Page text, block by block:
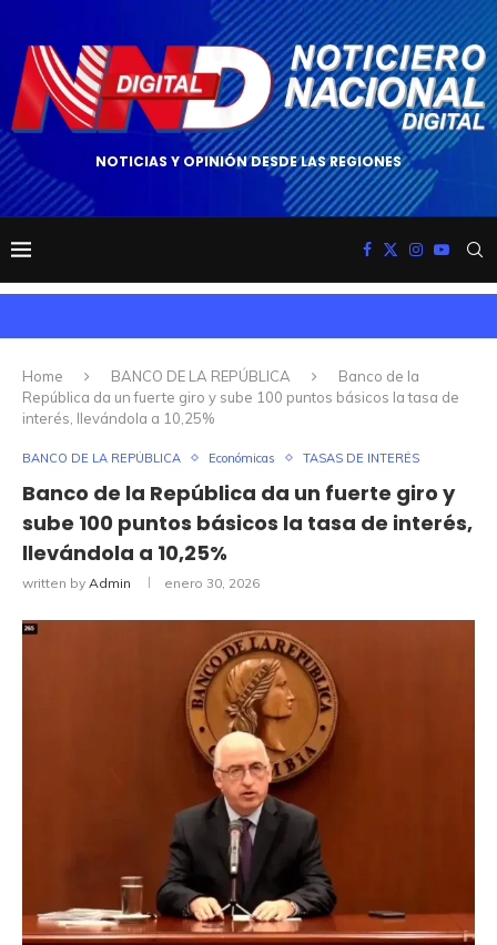
NOTICIAS Y OPINIÓN DESDE LAS REGIONES
Home BANCO DE LA REPÚBLICA
Banco de la
República da un fuerte giro y sube 100 puntos básicos la tasa de
interés, llevándola a 10,25%
BANCO DE LA REPÚBLICA Económicas TASAS DE INTERÉS
Banco de la República da un fuerte giro y
sube 100 puntos básicos la tasa de interés,
llevándola a 10,25%
written by Admin enero 30, 2026